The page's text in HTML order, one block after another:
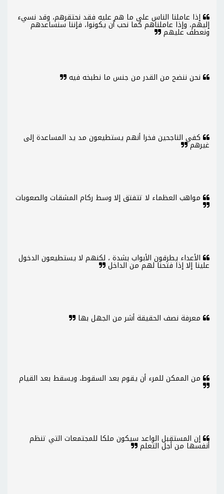
إذا عاملنا الناس على ما هم عليه فقد نحتقرهم، وقد نسيء
إليهم، وإذا عاملناهم كما نحب أن يكونوا، فإننا سنساعدهم
ونعطف عليهم
نحن ننضح من القدر من جنس ما نطبخه فيه
كفي الناجحين فخرا أنهم يستطيعون مد يد المساعدة إلى
غيرهم
مواهب العظماء لا تتفتق إلا وسط ركام المشقات والصعوبات
الأعداء يطرقون الأبواب بشدة ، لكنهم لا يستطيعون الدخول
علينا إلا إذا فتحنا لهم من الداخل
معرفة نصف الحقيقة أشر من الجهل بها
من الممكن للمرء أن يقوم بعد السقوط، ويسقط بعد القيام
إن المستقبل الواعد سيكون ملكا للمجتمعات التي تنظم
أنفسها من أجل التعلم